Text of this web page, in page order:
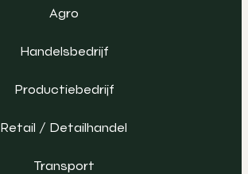
Agro
Handelsbedrijf
Productiebedrijf
Retail / Detailhandel
Transport